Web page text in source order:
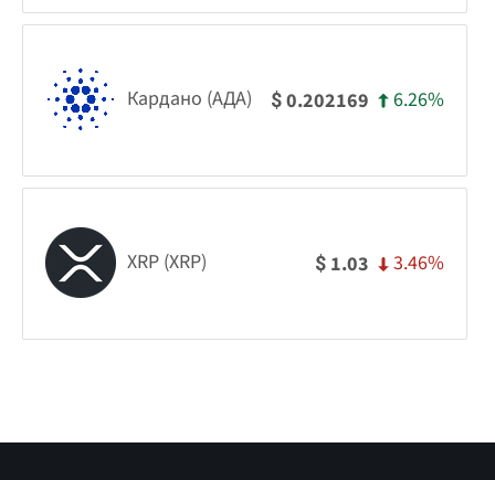
Кардано (АДА) $0.202169 6.26%
XRP (XRP) $ 1.03 3.46%